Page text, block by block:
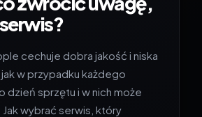
cechuje dobra jakość i niska
w przypadku każdego
dzień sprzętu i w nich może
wybrać serwis, który